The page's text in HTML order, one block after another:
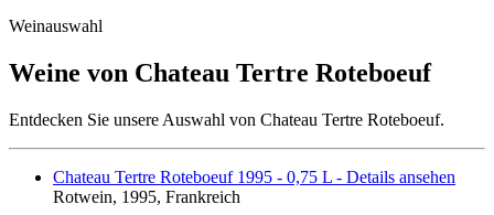
Weinauswahl
Weine von Chateau Tertre Roteboeuf
Entdecken Sie unsere Auswahl von Chateau Tertre Roteboeuf.
Chateau Tertre Roteboeuf 1995 - 0,75 L - Details ansehen
Rotwein, 1995, Frankreich